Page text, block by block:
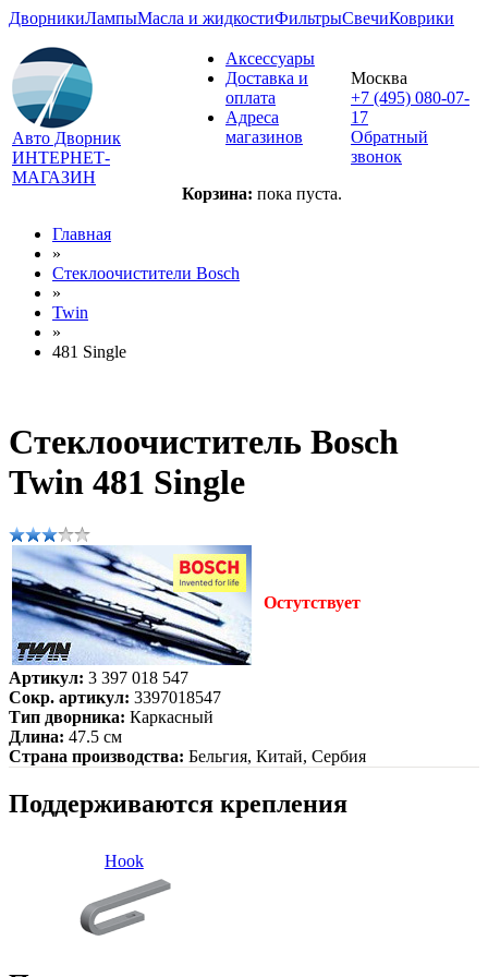
ДворникиЛампыМасла и жидкостиФильтрыСвечиКоврики
Авто Дворник
ИНТЕРНЕТ-
МАГАЗИН
Аксессуары
Доставка и
оплата
Адреса
магазинов
Корзина: пока пуста.
Москва
+7 (495) 080-07-
17
Обратный
звонок
Главная
»
Стеклоочистители Bosch
»
Twin
»
481 Single
Стеклоочиститель Bosch
Twin 481 Single
Остутствует
Артикул: 3 397 018 547
Сокр. артикул: 3397018547
Тип дворника: Каркасный
Длина: 47.5 см
Страна производства: Бельгия, Китай, Сербия
Поддерживаются крепления
Hook